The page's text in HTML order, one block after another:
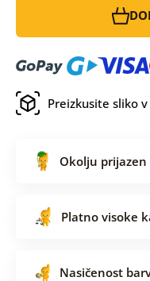
Preizkusite sliko
Okolju prijazen
Platno visoke
Nasičenost